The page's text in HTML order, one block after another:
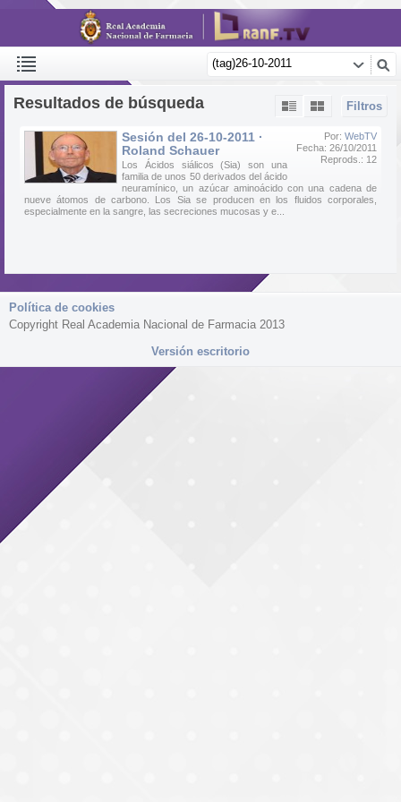
Filtros
Resultados de búsqueda
Por: WebTV
Fecha: 26/10/2011
Reprods.: 12
Sesión del 26-10-2011 ·
Roland Schauer
Los Ácidos siálicos (Sia) son una
familia de unos 50 derivados del ácido
neuramínico, un azúcar aminoácido con una cadena de
nueve átomos de carbono. Los Sia se producen en los fluidos corporales,
especialmente en la sangre, las secreciones mucosas y e...
Política de cookies
Copyright Real Academia Nacional de Farmacia 2013
Versión escritorio